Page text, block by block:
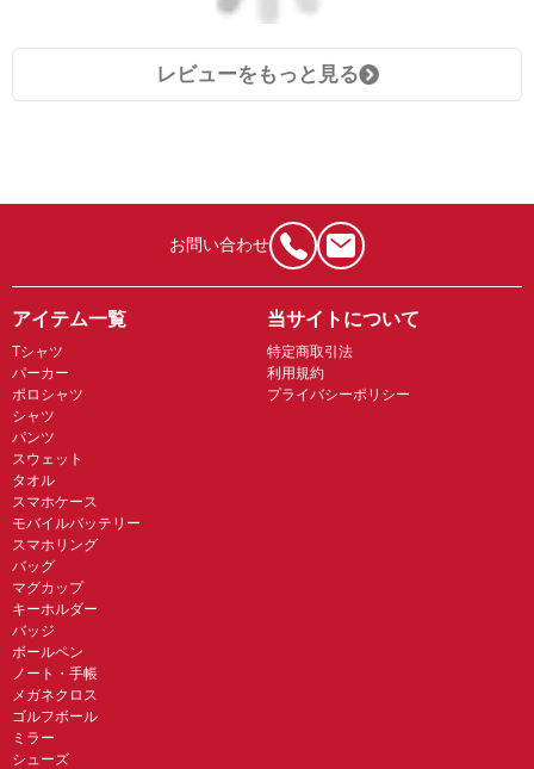
レビューをもっと見る
お問い合わせ
アイテム一覧
Tシャツ
パーカー
ポロシャツ
シャツ
パンツ
スウェット
タオル
スマホケース
モバイルバッテリー
スマホリング
バッグ
マグカップ
キーホルダー
バッジ
ボールペン
ノート・手帳
メガネクロス
ゴルフボール
ミラー
シューズ
当サイトについて
特定商取引法
利用規約
プライバシーポリシー